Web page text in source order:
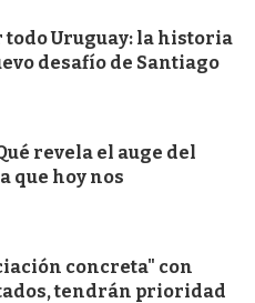
todo Uruguay: la historia
desafío de Santiago
revela el auge del
que hoy nos
concreta" con
tendrán prioridad